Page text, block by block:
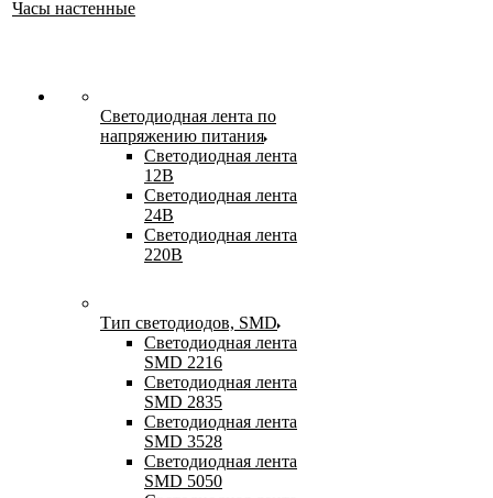
Часы настенные
Светодиодная лента по
напряжению питания
Светодиодная лента
12В
Светодиодная лента
24В
Светодиодная лента
220В
Тип светодиодов, SMD
Cветодиодная лента
SMD 2216
Светодиодная лента
SMD 2835
Светодиодная лента
SMD 3528
Светодиодная лента
SMD 5050